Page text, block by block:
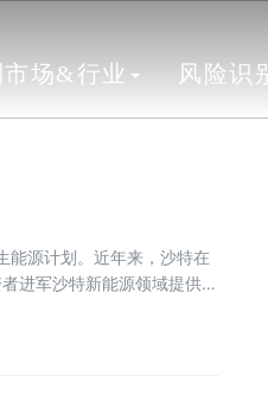
市场&行业 风险识
能源计划。近年来，沙特在
进军沙特新能源领域提供参